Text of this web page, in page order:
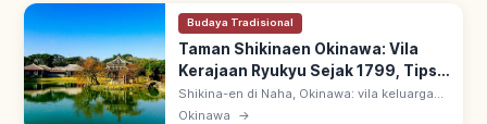
Budaya Tradisional
Taman Shikinaen Okinawa: Vila
Kerajaan Ryukyu Sejak 1799, Tips
Berkunjung
Shikina-en di Naha, Okinawa: vila keluarga
kerajaan Ryukyu sejak 1799, wisma tamu
Okinawa →